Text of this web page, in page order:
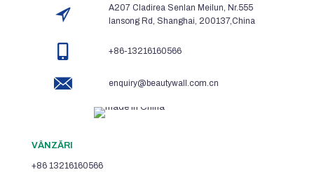
A207 Cladirea Senlan Meilun, Nr.555
lansong Rd, Shanghai, 200137,China
+86-13216160566
enquiry@beautywall.com.cn
VÂNZĂRI
+86 13216160566